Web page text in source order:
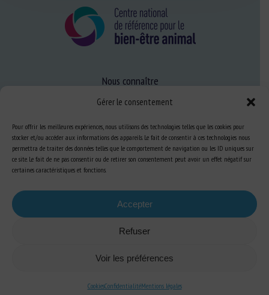
Gérer le consentement
Pour offrir les meilleures expériences, nous utilisons des technologies telles que les cookies pour
stocker et/ou accéder aux informations des appareils. Le fait de consentir à ces technologies nous
permettra de traiter des données telles que le comportement de navigation ou les ID uniques sur
ce site. Le fait de ne pas consentir ou de retirer son consentement peut avoir un effet négatif sur
certaines caractéristiques et fonctions.
Accepter
Refuser
Voir les préférences
CookiesConfidentialitéMentions légales
Nous connaître
FAQ
Expertise
S’informer sur le BEA
Ressources
S’abonner aux actualités